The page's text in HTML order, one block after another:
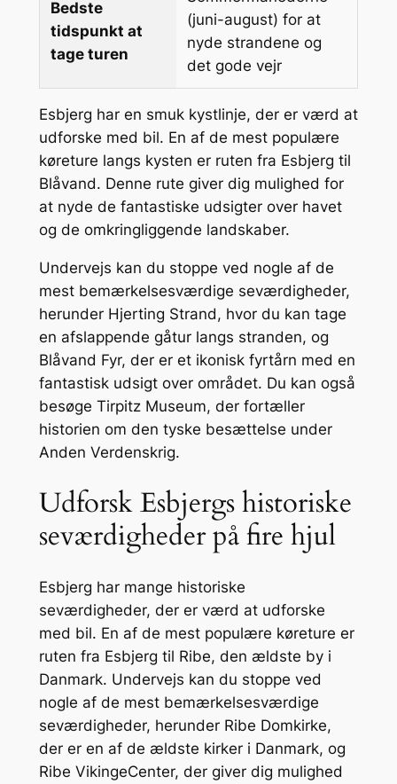
Bedste
tidspunkt at
tage turen
(juni-august) for at
nyde strandene og
det gode vejr
Esbjerg har en smuk kystlinje, der er værd at
udforske med bil. En af de mest populære
køreture langs kysten er ruten fra Esbjerg til
Blåvand. Denne rute giver dig mulighed for
at nyde de fantastiske udsigter over havet
og de omkringliggende landskaber.
Undervejs kan du stoppe ved nogle af de
mest bemærkelsesværdige seværdigheder,
herunder Hjerting Strand, hvor du kan tage
en afslappende gåtur langs stranden, og
Blåvand Fyr, der er et ikonisk fyrtårn med en
fantastisk udsigt over området. Du kan også
besøge Tirpitz Museum, der fortæller
historien om den tyske besættelse under
Anden Verdenskrig.
Udforsk Esbjergs historiske
seværdigheder på fire hjul
Esbjerg har mange historiske
seværdigheder, der er værd at udforske
med bil. En af de mest populære køreture er
ruten fra Esbjerg til Ribe, den ældste by i
Danmark. Undervejs kan du stoppe ved
nogle af de mest bemærkelsesværdige
seværdigheder, herunder Ribe Domkirke,
der er en af de ældste kirker i Danmark, og
Ribe VikingeCenter, der giver dig mulighed